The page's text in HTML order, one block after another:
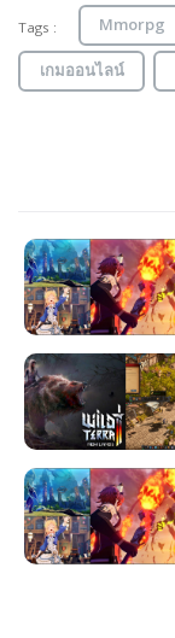
Tags : Mmorpg
เกมออนไลน์